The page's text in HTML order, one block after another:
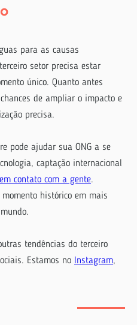
para as causas
setor precisa estar
único. Quanto antes
de ampliar o impacto e
precisa.
pode ajudar sua ONG a se
captação internacional
contato com a gente.
histórico em mais
tendências do terceiro
Estamos no Instagram,